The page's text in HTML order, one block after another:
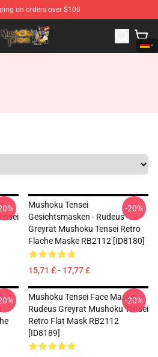
on orders over $100
- Official Mushoku Tensei
-
Mushoku Tensei
Gesichtsmasken - Rudeus
Greyrat Mushoku Tensei Retro
Flache Maske RB2112 [ID8180]
15,71 £ - 17,77 £
-20%
Mushoku Tensei Face Masks -
Rudeus Greyrat Mushoku Tensei
Retro Flat Mask RB2112
[ID8189]
-20%